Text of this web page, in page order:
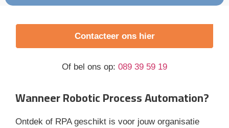
Contacteer ons hier
Of bel ons op: 089 39 59 19
Wanneer Robotic Process Automation?
Ontdek of RPA geschikt is voor jouw organisatie